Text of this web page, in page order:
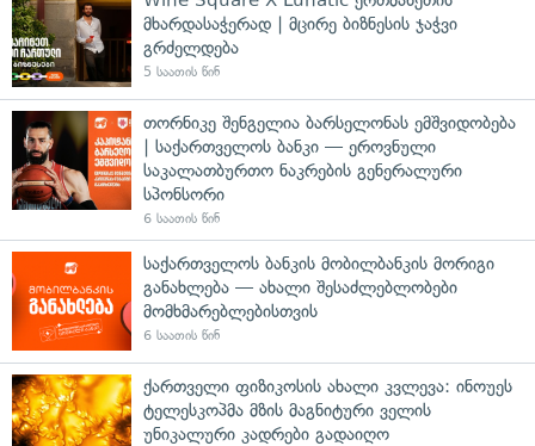
მხარდასაჭერად | მცირე ბიზნესის ჯაჭვი
გრძელდება
5 საათის წინ
თორნიკე შენგელია ბარსელონას ემშვიდობება
| საქართველოს ბანკი — ეროვნული
საკალათბურთო ნაკრების გენერალური
სპონსორი
6 საათის წინ
საქართველოს ბანკის მობილბანკის მორიგი
განახლება — ახალი შესაძლებლობები
მომხმარებლებისთვის
6 საათის წინ
ქართველი ფიზიკოსის ახალი კვლევა: ინოუეს
ტელესკოპმა მზის მაგნიტური ველის
უნიკალური კადრები გადაიღო